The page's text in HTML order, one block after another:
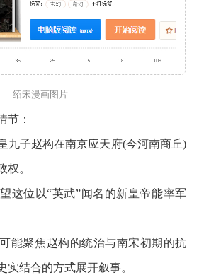
绍宋漫画图片
节：
九子赵构在南京应天府(今河南商丘)
权。
这位以“英武”闻名的新皇帝能率军
能聚焦赵构的统治与南宋初期的抗
实结合的方式展开叙事。